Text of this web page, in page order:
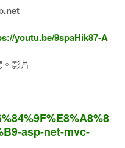
youtu.be/9spaHik87-A
影片
asp-net-mvc-